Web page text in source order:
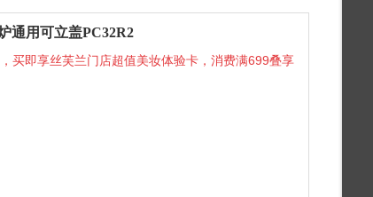
通用可立盖PC32R2
买即享丝芙兰门店超值美妆体验卡，消费满699叠享